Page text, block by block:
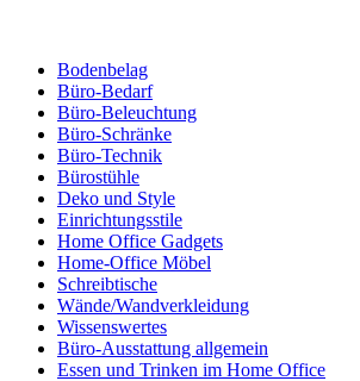
Bodenbelag
Büro-Bedarf
Büro-Beleuchtung
Büro-Schränke
Büro-Technik
Bürostühle
Deko und Style
Einrichtungsstile
Home Office Gadgets
Home-Office Möbel
Schreibtische
Wände/Wandverkleidung
Wissenswertes
Büro-Ausstattung allgemein
Essen und Trinken im Home Office